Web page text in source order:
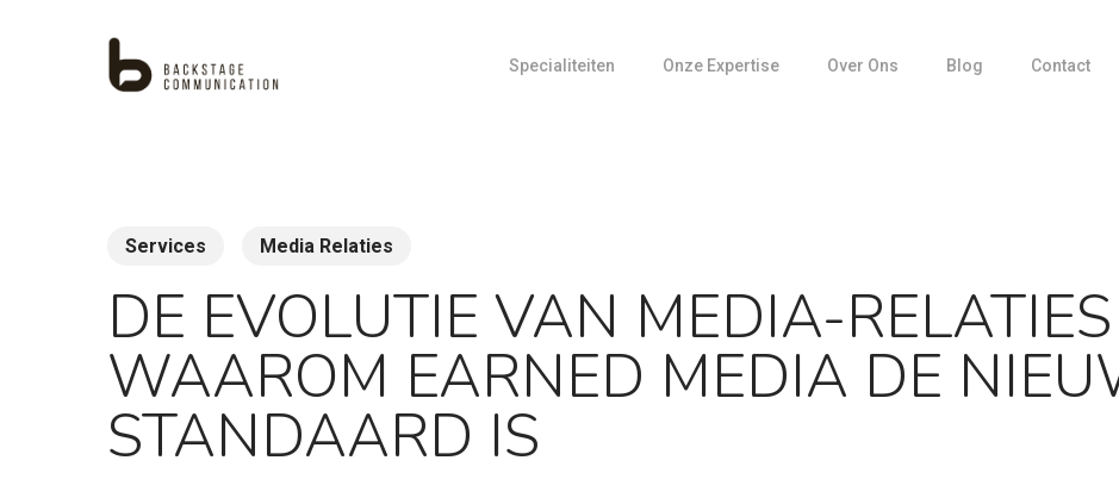
Specialiteiten Onze Expertise
Crisis Management
IPO-communicatie
Lanceringen
Media Buying
Strategische Communicatie
Visuele Communicatie
Over Ons Blog Contact
Services Media Relaties
DE EVOLUTIE VAN MEDIA-
WAAROM EARNED MEDIA DE
STANDAARD IS